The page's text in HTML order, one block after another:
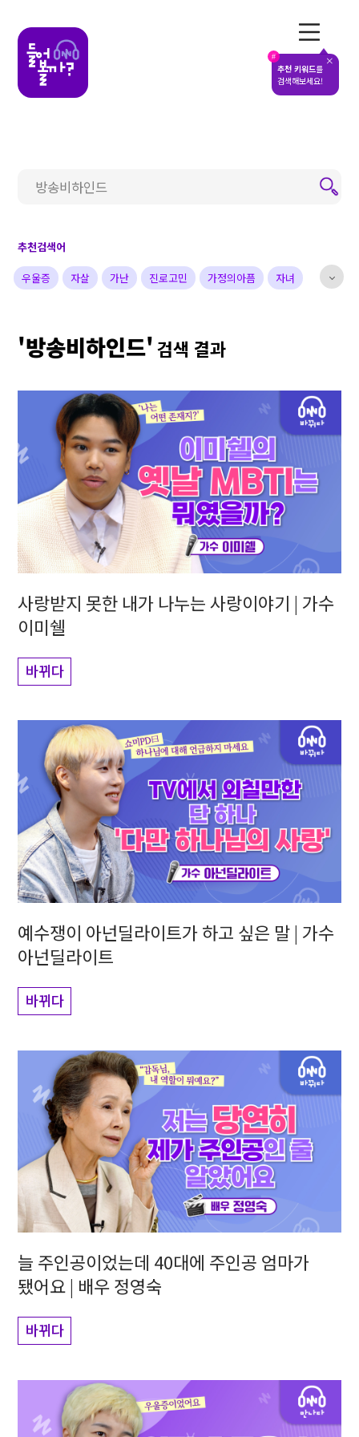
#
추천 키워드를
검색해보세요!
추천검색어
우울증 자살 가난 진로고민 가정의아픔 자녀
선한영향력 예술&영감 돌아온탕자
'방송비하인드'검색 결과
사랑받지 못한 내가 나누는 사랑이야기 | 가수
이미쉘
바뀌다
예수쟁이 아넌딜라이트가 하고 싶은 말 | 가수
아넌딜라이트
바뀌다
늘 주인공이었는데 40대에 주인공 엄마가
됐어요 | 배우 정영숙
바뀌다